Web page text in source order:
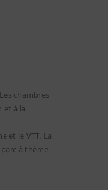
chambres
et à la
et le VTT. La
à thème